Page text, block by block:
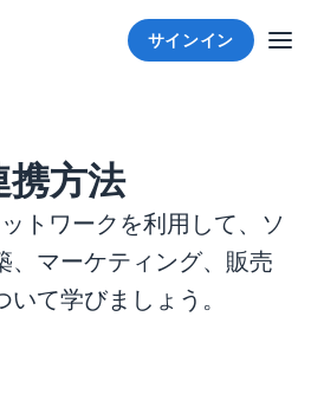
サインイン
携方法
トワークを利用して、ソ
、マーケティング、販売
て学びましょう。